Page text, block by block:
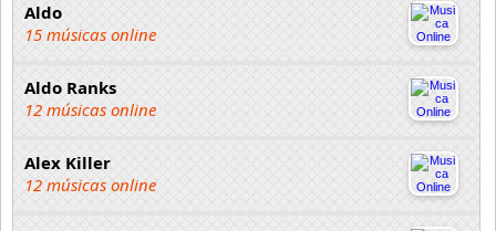
Aldo
15 músicas online
Aldo Ranks
12 músicas online
Alex Killer
12 músicas online